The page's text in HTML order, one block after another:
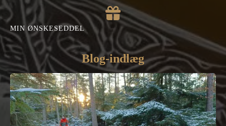
MIN ØNSKESEDDEL
Blog-indlæg